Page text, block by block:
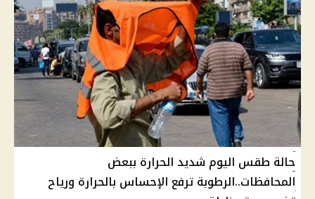
حالة طقس اليوم شديد الحرارة ببعض
المحافظات..الرطوبة ترفع الإحساس بالحرارة ورياح